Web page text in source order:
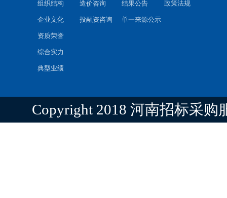
组织结构
企业文化
资质荣誉
综合实力
典型业绩
造价咨询
投融资咨询
结果公告
单一来源公示
政策法规
Copyright 2018 河南招标采